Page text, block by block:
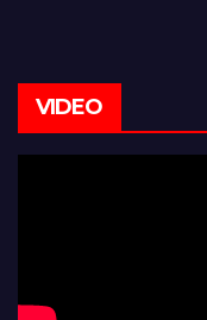
VIDEO